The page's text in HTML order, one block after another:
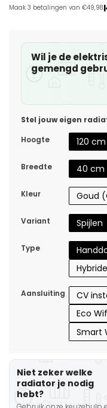
Maak 3 betalingen van €49,98.
Wil je de
gemengd
Stel jouw eigen
Hoogte
120 cm
Breedte 40 cm
Kleur Goud
Variant Spijlen
Type
Aansluiting CV
Eco
Smart
Niet zeker welke
radiator je nodig
hebt?